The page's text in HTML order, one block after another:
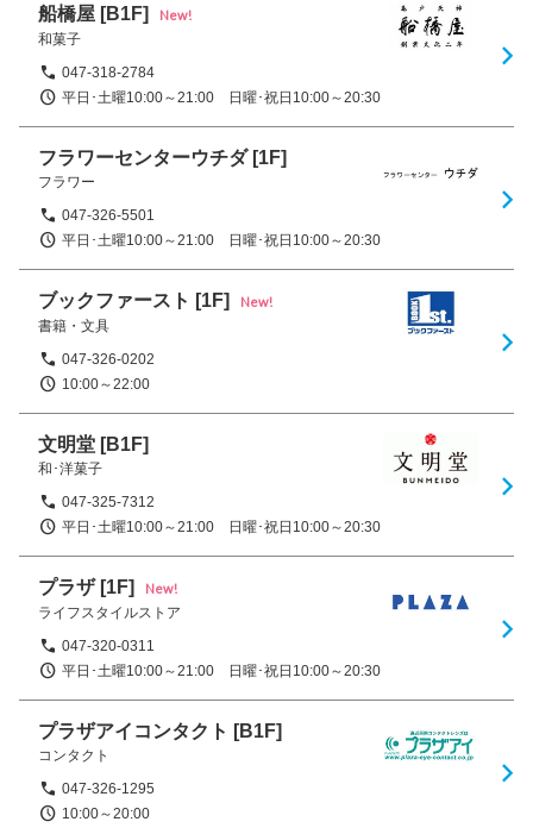
船橋屋 [B1F] New!
和菓子
047-318-2784
平日･土曜10:00～21:00　日曜･祝日10:00～20:30
フラワーセンターウチダ[1F]
フラワー
047-326-5501
平日･土曜10:00～21:00　日曜･祝日10:00～20:30
ブックファースト [1F] New!
書籍・文具
047-326-0202
10:00～22:00
文明堂 [B1F]
和･洋菓子
047-325-7312
平日･土曜10:00～21:00　日曜･祝日10:00～20:30
プラザ[1F] New!
ライフスタイルストア
047-320-0311
平日･土曜10:00～21:00　日曜･祝日10:00～20:30
プラザアイコンタクト [B1F]
コンタクト
047-326-1295
10:00～20:00